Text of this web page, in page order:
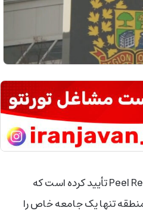
Peelتأیید کرده است که
تنها یک جامعه خاص را